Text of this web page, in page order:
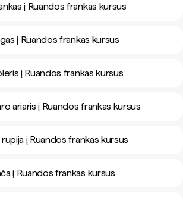
į Ruandos frankas kursus
į Ruandos frankas kursus
į Ruandos frankas kursus
ariaris į Ruandos frankas kursus
į Ruandos frankas kursus
į Ruandos frankas kursus